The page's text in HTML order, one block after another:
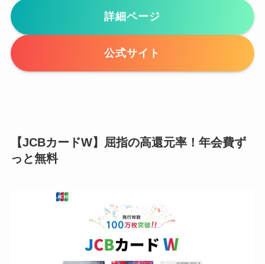
詳細ページ
公式サイト
【JCBカードW】屈指の高還元率！年会費ず
っと無料